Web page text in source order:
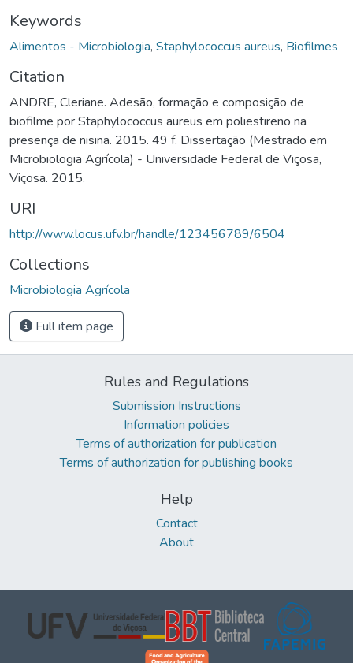
Keywords
Alimentos - Microbiologia, Staphylococcus aureus, Biofilmes
Citation
ANDRE, Cleriane. Adesão, formação e composição de
biofilme por Staphylococcus aureus em poliestireno na
presença de nisina. 2015. 49 f. Dissertação (Mestrado em
Microbiologia Agrícola) - Universidade Federal de Viçosa,
Viçosa. 2015.
URI
http://www.locus.ufv.br/handle/123456789/6504
Collections
Microbiologia Agrícola
Full item page
Rules and Regulations
Submission Instructions
Information policies
Terms of authorization for publication
Terms of authorization for publishing books
Help
Contact
About